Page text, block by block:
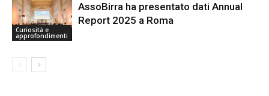
Curiosità e
approfondimenti
AssoBirra ha presentato dati Annual
Report 2025 a Roma